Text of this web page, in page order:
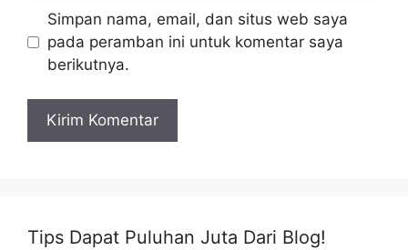
Simpan nama, email, dan situs web saya
pada peramban ini untuk komentar saya
berikutnya.
Tips Dapat Puluhan Juta Dari Blog!